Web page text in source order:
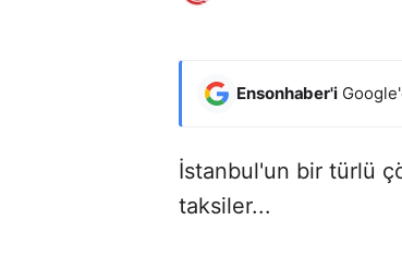
Ensonhaber'i
İstanbul'un bir türlü
taksiler...